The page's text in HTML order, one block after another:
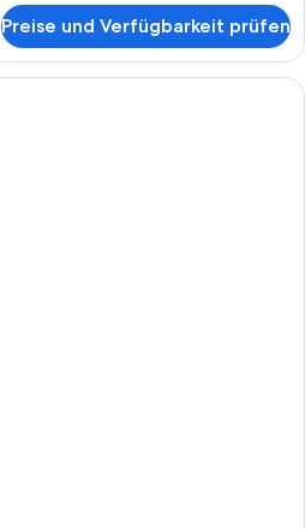
Preise und Verfügbarkeit prüfen